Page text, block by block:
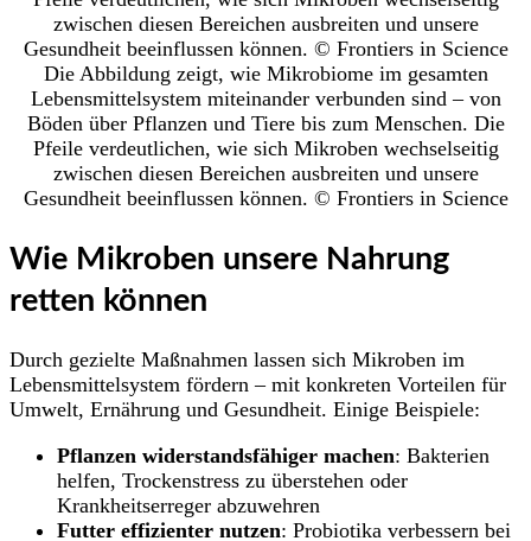
Die Abbildung zeigt, wie Mikrobiome im gesamten
Lebensmittelsystem miteinander verbunden sind – von
Böden über Pflanzen und Tiere bis zum Menschen. Die
Pfeile verdeutlichen, wie sich Mikroben wechselseitig
zwischen diesen Bereichen ausbreiten und unsere
Gesundheit beeinflussen können. © Frontiers in Science
Wie Mikroben unsere Nahrung
retten können
Durch gezielte Maßnahmen lassen sich Mikroben im
Lebensmittelsystem fördern – mit konkreten Vorteilen für
Umwelt, Ernährung und Gesundheit. Einige Beispiele:
Pflanzen widerstandsfähiger machen: Bakterien
helfen, Trockenstress zu überstehen oder
Krankheitserreger abzuwehren
Futter effizienter nutzen: Probiotika verbessern bei